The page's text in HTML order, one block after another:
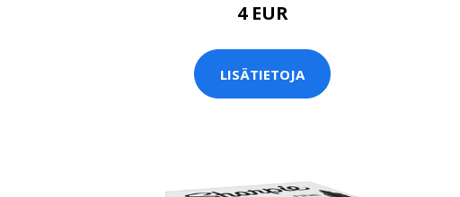
4 EUR
LISÄTIETOJA